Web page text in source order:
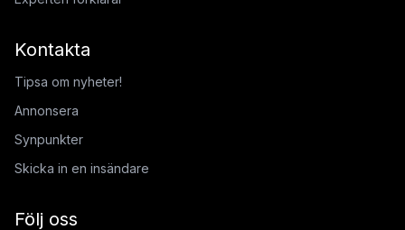
Kontakta
Tipsa om nyheter!
Annonsera
Synpunkter
Skicka in en insändare
Följ oss